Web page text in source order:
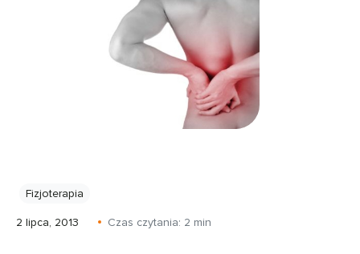
Fizjoterapia
2 lipca, 2013 Czas czytania: 2 min